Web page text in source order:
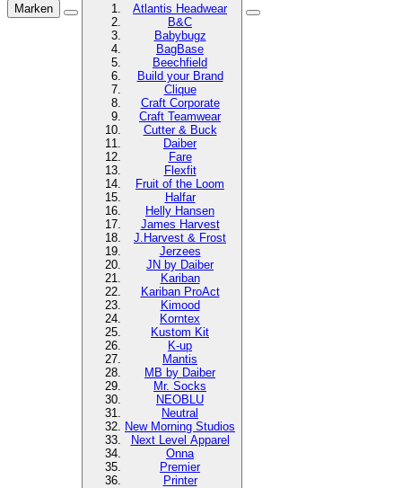
Marken
Atlantis Headwear
B&C
Babybugz
BagBase
Beechfield
Build your Brand
Clique
Craft Corporate
Craft Teamwear
Cutter & Buck
Daiber
Fare
Flexfit
Fruit of the Loom
Halfar
Helly Hansen
James Harvest
J.Harvest & Frost
Jerzees
JN by Daiber
Kariban
Kariban ProAct
Kimood
Korntex
Kustom Kit
K-up
Mantis
MB by Daiber
Mr. Socks
NEOBLU
Neutral
New Morning Studios
Next Level Apparel
Onna
Premier
Printer